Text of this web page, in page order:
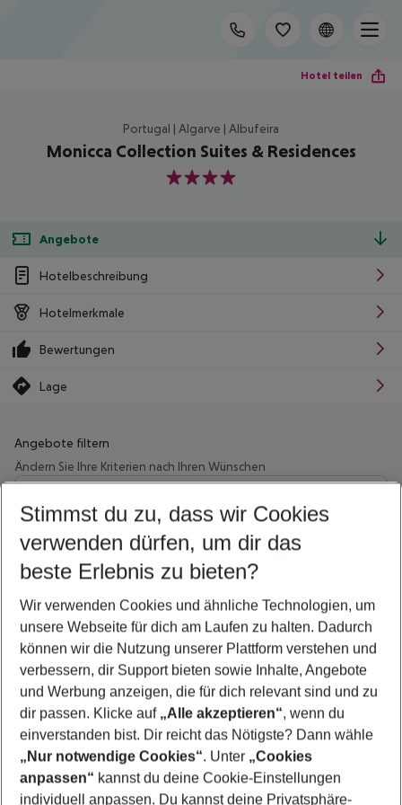
Hotel teilen
Portugal | Algarve | Albufeira
Monicca Collection Suites & Residences
4
Angebote
Hotelbeschreibung
Hotelmerkmale
Bewertungen
Lage
Angebote filtern
Ändern Sie Ihre Kriterien nach Ihren Wünschen
Beliebiger Abflughafen
Wähle deinen Reisezeitraum
5-8 Nächte
2 Erwachsene Keine Kinder
Mehr Filter anzeigen
Footer
Footer navigation
Stimmst du zu, dass wir Cookies
verwenden dürfen, um dir das
beste Erlebnis zu bieten?
Wir verwenden Cookies und ähnliche Technologien, um
unsere Webseite für dich am Laufen zu halten. Dadurch
können wir die Nutzung unserer Plattform verstehen und
verbessern, dir Support bieten sowie Inhalte, Angebote
und Werbung anzeigen, die für dich relevant sind und zu
dir passen. Klicke auf „Alle akzeptieren“, wenn du
einverstanden bist. Dir reicht das Nötigste? Dann wähle
„Nur notwendige Cookies“. Unter „Cookies
anpassen“ kannst du deine Cookie-Einstellungen
individuell anpassen. Du kannst deine Privatsphäre-